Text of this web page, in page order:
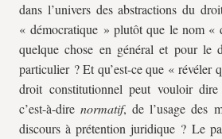
dans l’univers des abstractions du
« démocratique » plutôt que le nom «
quelque chose en général et pour le
particulier ? Et qu’est-ce que « révéler
droit constitutionnel peut vouloir
c’est-à-direnormatif, de l’usage des
discours à prétention juridique ? Le